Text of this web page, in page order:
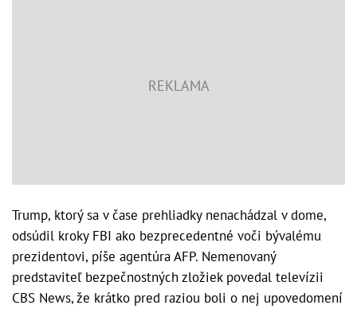
Trump, ktorý sa v čase prehliadky nenachádzal v dome,
odsúdil kroky FBI ako bezprecedentné voči bývalému
prezidentovi, píše agentúra AFP. Nemenovaný
predstaviteľ bezpečnostných zložiek povedal televízii
CBS News, že krátko pred raziou boli o nej upovedomení